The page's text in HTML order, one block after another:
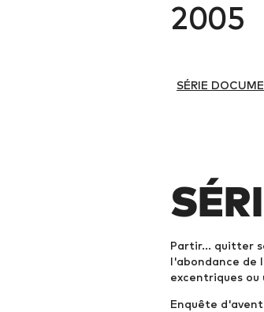
2005
SÉRIE
Partir... quitter
l'abondance de
excentriques
Enquête